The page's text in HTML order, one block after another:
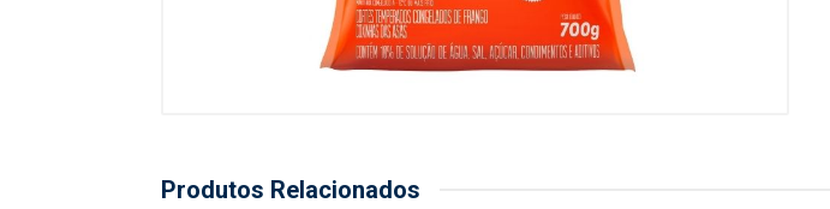
Produtos Relacionados